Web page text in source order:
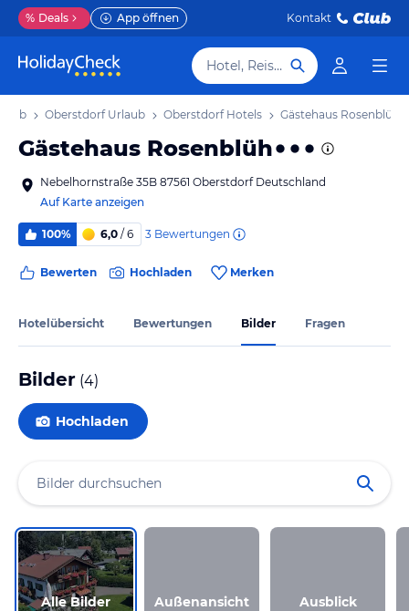
% Deals App öffnen Kontakt
Hotel, Reiseziel
Oberstdorf Urlaub Oberstdorf Hotels Gästehaus Rosenblüh
Gästehaus Rosenblüh
Nebelhornstraße 35B 87561 Oberstdorf Deutschland
Auf Karte anzeigen
100% 6,0 / 6 3 Bewertungen
Bewerten Hochladen Merken
Hotelübersicht Bewertungen Bilder Fragen
Bilder (4)
Hochladen
Alle Bilder Außenansicht Ausblick